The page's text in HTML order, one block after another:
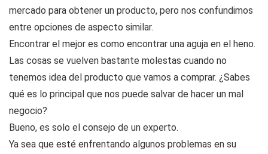
mercado para obtener un producto, pero nos confundimos
entre opciones de aspecto similar.
Encontrar el mejor es como encontrar una aguja en el heno.
Las cosas se vuelven bastante molestas cuando no
tenemos idea del producto que vamos a comprar. ¿Sabes
qué es lo principal que nos puede salvar de hacer un mal
negocio?
Bueno, es solo el consejo de un experto.
Ya sea que esté enfrentando algunos problemas en su